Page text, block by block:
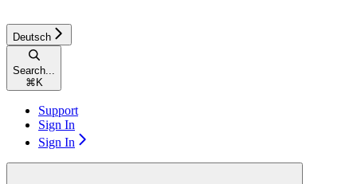
Deutsch
Search...
⌘ K
Support
Sign In
Sign In